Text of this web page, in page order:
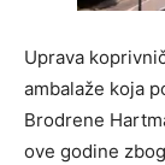
Uprava
ambalaže koja
Brodrene
ove godine